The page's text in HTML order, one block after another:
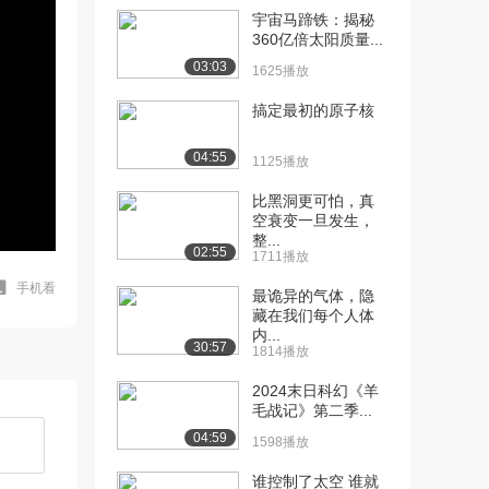
手机看
03:03
宇宙马蹄铁：揭秘
360亿倍太阳质量...
1625播放
04:55
搞定最初的原子核
1125播放
02:55
比黑洞更可怕，真
空衰变一旦发生，
整...
1711播放
30:57
最诡异的气体，隐
藏在我们每个人体
内...
1814播放
04:59
2024末日科幻《羊
毛战记》第二季...
1598播放
谁控制了太空 谁就